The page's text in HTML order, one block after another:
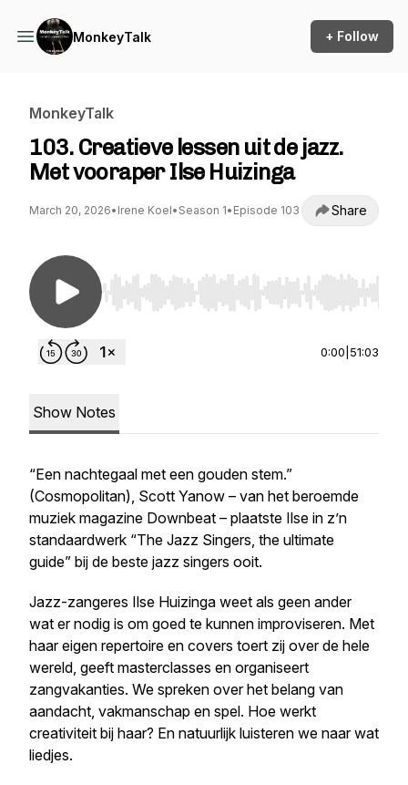
MonkeyTalk + Follow
MonkeyTalk
103. Creatieve lessen uit de jazz.
Met vooraper Ilse Huizinga
March 20, 2026• Irene Koel• Season 1• Episode 103 Share
Use Left/Right to seek, Home/End to jump to
0:00 51:03
Show Notes
“Een nachtegaal met een gouden stem.”
(Cosmopolitan), Scott Yanow – van het beroemde
muziek magazine Downbeat – plaatste Ilse in z’n
standaardwerk “The Jazz Singers, the ultimate
guide” bij de beste jazz singers ooit.
Jazz-zangeres Ilse Huizinga weet als geen ander
wat er nodig is om goed te kunnen improviseren. Met
haar eigen repertoire en covers toert zij over de hele
wereld, geeft masterclasses en organiseert
zangvakanties. We spreken over het belang van
aandacht, vakmanschap en spel. Hoe werkt
creativiteit bij haar? En natuurlijk luisteren we naar wat
liedjes.